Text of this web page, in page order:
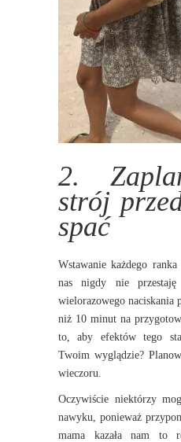
2.
strój
spać
Wstawanie każdego
nas nigdy nie
wielorazowego
niż 10 minut na
to, aby efektów tego
Twoim wyglądzie?
wieczoru.
Oczywiście niektórzy
nawyku, ponieważ
mama kazała nam to